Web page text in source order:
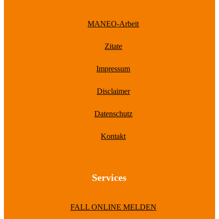
MANEO-Arbeit
Zitate
Impressum
Disclaimer
Datenschutz
Kontakt
Services
FALL ONLINE MELDEN